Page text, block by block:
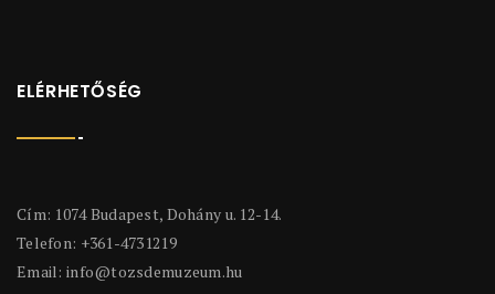
ELÉRHETŐSÉG
Cím: 1074 Budapest, Dohány u. 12-14.
Telefon: +361-4731219
Email: info@tozsdemuzeum.hu